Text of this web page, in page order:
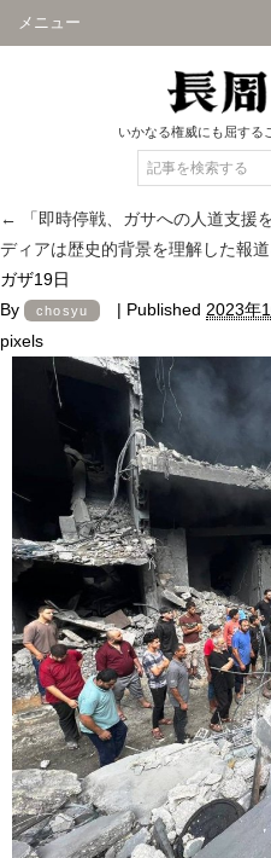
メニュー
いかなる権威にも屈する
←
「即時停戦、ガサへの人道支
ディアは歴史的背景を理解した報
ガザ19日
By
chosyu | Published 2023年
pixels